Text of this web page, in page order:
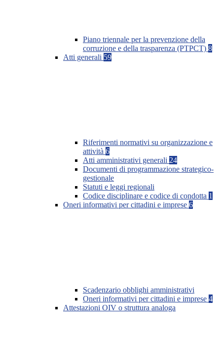
Piano triennale per la prevenzione della
corruzione e della trasparenza (PTPCT) 8
Atti generali 59
Riferimenti normativi su organizzazione e
attività 6
Atti amministrativi generali 24
Documenti di programmazione strategico-
gestionale
Statuti e leggi regionali
Codice disciplinare e codice di condotta 1
Oneri informativi per cittadini e imprese 6
Scadenzario obblighi amministrativi
Oneri informativi per cittadini e imprese 4
Attestazioni OIV o struttura analoga